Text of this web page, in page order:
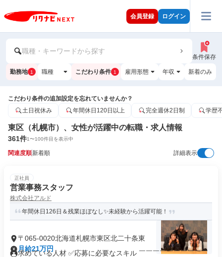
会員登録 ログイン
職種・キーワードから探す
条件保存
勤務地 1 職種 こだわり条件 1 雇用形態 年収 新着のみ
こだわり条件の追加設定を忘れていませんか？
土日祝休み
年間休日120日以上 完全週休2日制 学歴
東区（札幌市）、女性が活躍中の転職・求人情報
361件1〜100件目を表示中
関連度順新着順 詳細表示
正社員
営業事務スタッフ
株式会社アルド
年間休日126日＆残業ほぼなし✨未経験から活躍可能！
〒065-0020北海道札幌市東区北二十条東
月給21万円
求めている人材 ✅応募に必要なスキル ￣￣￣￣￣￣￣￣￣￣